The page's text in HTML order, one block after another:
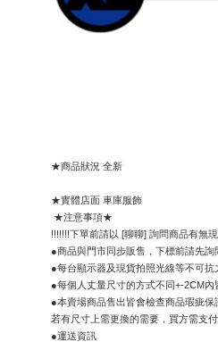
★商品狀況 全新
★實體店面 車庫服飾
★注意事項★
!!!!!!!下單前請以 [聊聊] 詢問商品有無
●商品與門市同步販售，下標前請先詢
●每台顯示器及現貨拍照光線等不可
●每個人丈量尺寸的方式不同+-2CM內
●本賣場商品售出皆會檢查商品瑕疵保
若有尺寸上需更換的需要，買方需支付
●運送資訊